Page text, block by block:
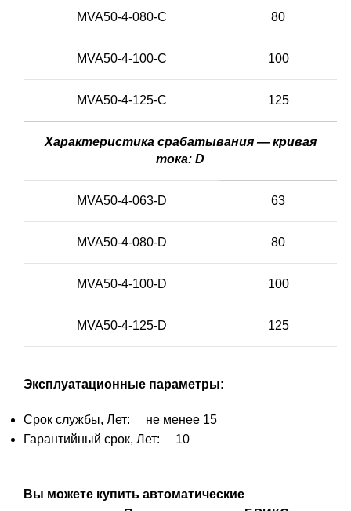
MVA50-4-080-C 80
MVA50-4-100-C 100
MVA50-4-125-C 125
Характеристика срабатывания — кривая
тока: D
MVA50-4-063-D 63
MVA50-4-080-D 80
MVA50-4-100-D 100
MVA50-4-125-D 125
Эксплуатационные параметры:
Срок службы, Лет: не менее 15
Гарантийный срок, Лет: 10
Вы можете купить автоматические